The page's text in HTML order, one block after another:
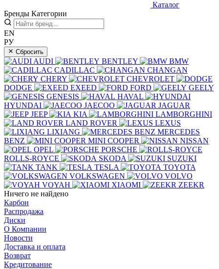
Каталог
Бренды Категории
EN
РУ
Сбросить
AUDI BENTLEY
BMW
CADILLAC
CHANGAN
CHERY
CHEVROLET
DODGE
EXEED FORD
GEELY
GENESIS
HAVAL
HYUNDAI
JAECOO
JAGUAR
JEEP
KIA
LAMBORGHINI
LAND ROVER
LEXUS
LIXIANG
MERCEDES
BENZ
MINI COOPER
NISSAN
OPEL
PORSCHE
ROLLS-ROYCE
SKODA
SUZUKI
TANK
TESLA
TOYOTA
VOLKSWAGEN
VOLVO
VOYAH
XIAOMI
ZEEKR
Ничего не найдено
Карбон
Распродажа
Диски
О Компании
Новости
Доставка и оплата
Возврат
Кредитование